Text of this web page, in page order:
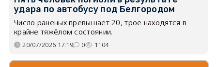
удара по автобусу под Белгородом
Число раненых превышает 20, трое находятся в
крайне тяжёлом состоянии.
20/07/2026 17:19 0 1104